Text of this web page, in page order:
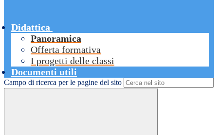
Didattica
Panoramica
Offerta formativa
I progetti delle classi
Documenti utili
Campo di ricerca per le pagine del sito